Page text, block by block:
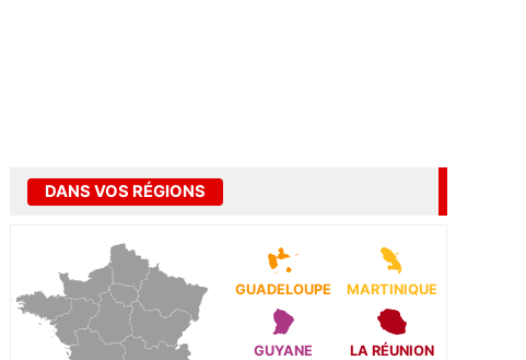
DANS VOS RÉGIONS
GUADELOUPE MARTINIQUE
GUYANE LA RÉUNION